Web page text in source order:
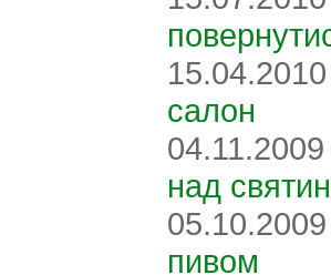
салон
над
пивом